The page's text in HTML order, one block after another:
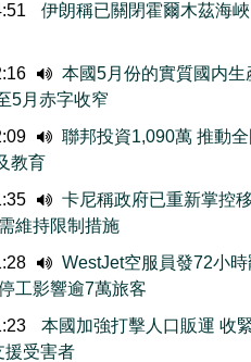
伊朗稱已關閉霍爾木茲海
本國5月份的實質國内生
5月赤字收窄
聯邦投資1,090萬 推動
教育
卡尼稱政府已重新掌控
維持限制措施
WestJet空服員發72小
工影響逾7萬旅客
本國加強打擊人口販運 收
援受害者